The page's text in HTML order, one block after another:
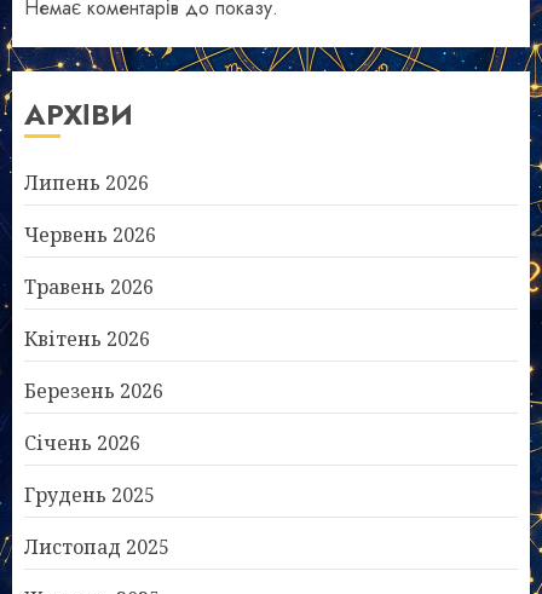
Немає коментарів до показу.
АРХІВИ
Липень 2026
Червень 2026
Травень 2026
Квітень 2026
Березень 2026
Січень 2026
Грудень 2025
Листопад 2025